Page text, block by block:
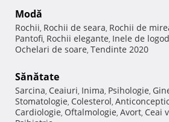
Modă
Rochii, Rochii de seara, Rochii de
Pantofi, Rochii elegante, Inele de
Ochelari de soare, Tendinte 2020
Sănătate
Sarcina, Ceaiuri, Inima, Psihologie,
Stomatologie, Colesterol,
Cardiologie, Oftalmologie, Avort, Ceai